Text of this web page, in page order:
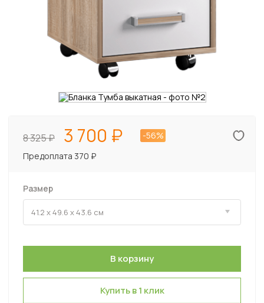
8 325 3 700
-56%
Предоплата 370 ₽
Размер
Купить в 1 клик